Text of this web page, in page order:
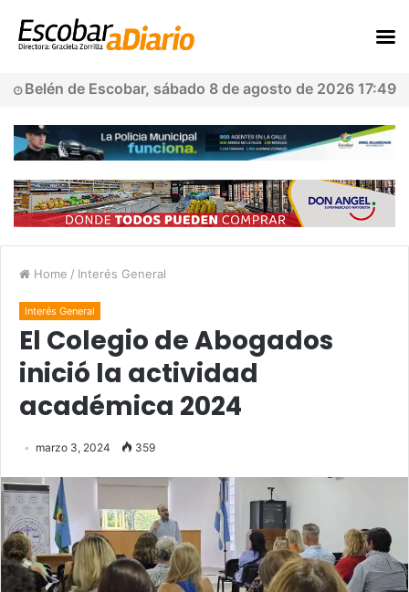
Belén de Escobar, sábado 8 de agosto de 2026 17:49
Home / Interés General
Interés General
El Colegio de Abogados
inició la actividad
académica 2024
marzo 3, 2024 359